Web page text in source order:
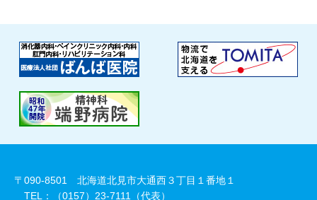
〒090-8501 北海道北見市大通西３丁目１番地１
TEL：（0157）23-7111（代表）